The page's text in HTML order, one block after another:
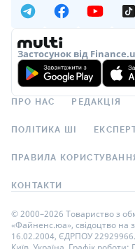
Застосунок від
ПРО НАС РЕДАКЦІЯ
ПОЛІТИКА ШІ
ПРАВИЛА
КОНТАКТИ
© 2000–2026 Товариство з
«Файненс.юа», свідоцтво на
16.02.2004, ЄДРПОУ